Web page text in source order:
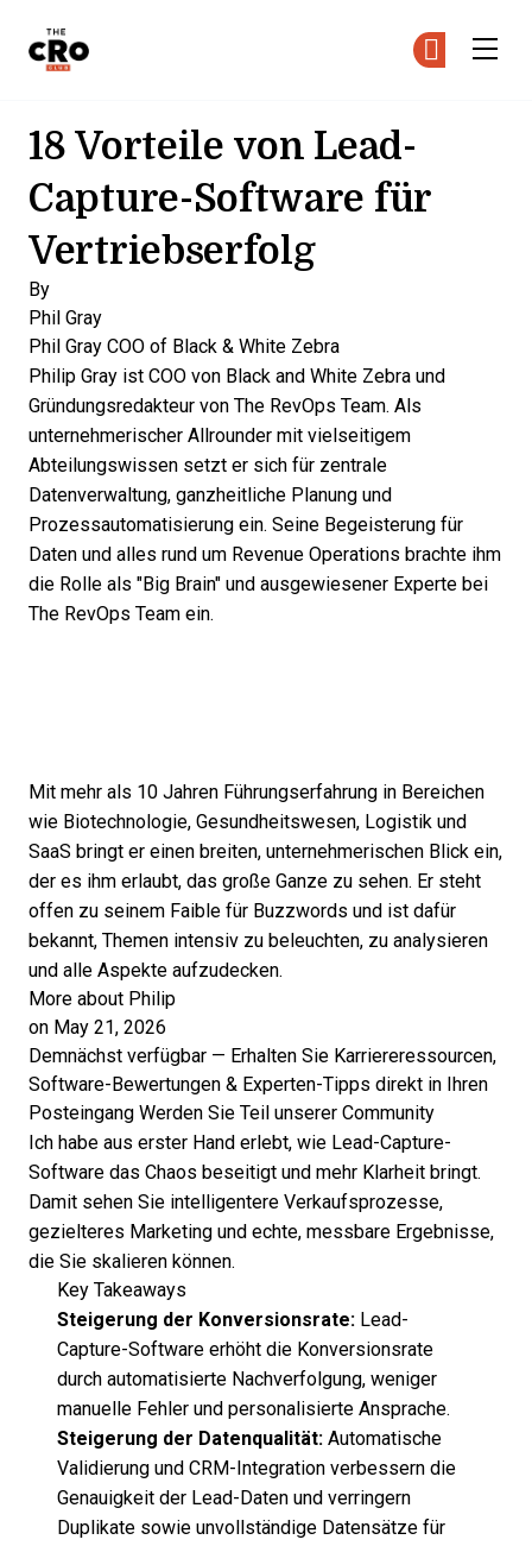
18 Vorteile von Lead-
Capture-Software für
Vertriebserfolg
By
Phil Gray
Phil Gray COO of Black & White Zebra
Philip Gray ist COO von Black and White Zebra und
Gründungsredakteur von The RevOps Team. Als
unternehmerischer Allrounder mit vielseitigem
Abteilungswissen setzt er sich für zentrale
Datenverwaltung, ganzheitliche Planung und
Prozessautomatisierung ein. Seine Begeisterung für
Daten und alles rund um Revenue Operations brachte ihm
die Rolle als "Big Brain" und ausgewiesener Experte bei
The RevOps Team ein.
Mit mehr als 10 Jahren Führungserfahrung in Bereichen
wie Biotechnologie, Gesundheitswesen, Logistik und
SaaS bringt er einen breiten, unternehmerischen Blick ein,
der es ihm erlaubt, das große Ganze zu sehen. Er steht
offen zu seinem Faible für Buzzwords und ist dafür
bekannt, Themen intensiv zu beleuchten, zu analysieren
und alle Aspekte aufzudecken.
More about Philip
on May 21, 2026
Demnächst verfügbar — Erhalten Sie Karriereressourcen,
Software-Bewertungen & Experten-Tipps direkt in Ihren
Posteingang Werden Sie Teil unserer Community
Ich habe aus erster Hand erlebt, wie Lead-Capture-
Software das Chaos beseitigt und mehr Klarheit bringt.
Damit sehen Sie intelligentere Verkaufsprozesse,
gezielteres Marketing und echte, messbare Ergebnisse,
die Sie skalieren können.
Key Takeaways
Steigerung der Konversionsrate: Lead-
Capture-Software erhöht die Konversionsrate
durch automatisierte Nachverfolgung, weniger
manuelle Fehler und personalisierte Ansprache.
Steigerung der Datenqualität: Automatische
Validierung und CRM-Integration verbessern die
Genauigkeit der Lead-Daten und verringern
Duplikate sowie unvollständige Datensätze für